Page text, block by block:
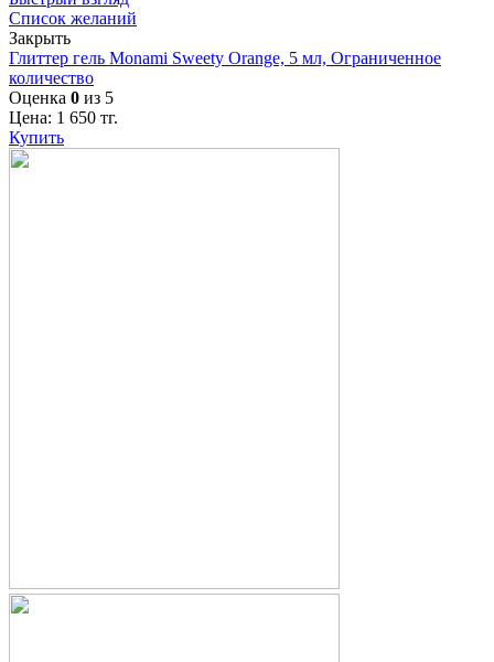
Список желаний
Закрыть
Глиттер гель Monami Sweety Orange, 5 мл, Ограниченное
количество
Оценка 0 из 5
Цена: 1 650 тг.
Купить